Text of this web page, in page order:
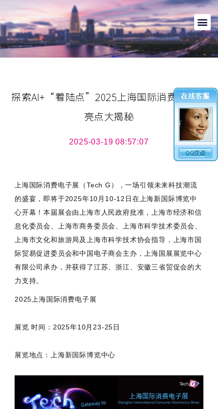
探索AI+“着陆点”2025上海国际消费电子展
亮点大揭秘
2025-03-19 08:57:07
上海国际消费电子展（Tech G），一场引领未来科技潮流
的盛宴，即将于2025年10月10-12日在上海新国际博览中
心开幕！本届展会由上海市人民政府批准，上海市经济和信
息化委员会、上海市商务委员会、上海市科学技术委员会、
上海市文化和旅游局及上海市科学技术协会指导，上海市国
际贸易促进委员会和中国电子商会主办，上海国展展览中心
有限公司承办，并获得了江苏、浙江、安徽三省贸促会的大
力支持。
2025上海国际消费电子展
展览 时间：2025年10月23-25日
展览地点：上海新国际博览中心